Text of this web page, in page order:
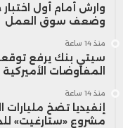
وارش أمام أول
وضعف سوق العمل
منذ 14 ساعة
سيتي بنك يرفع
المفاوضات الأميركية
منذ 14 ساعة
إنفيديا تضخ
مشروع «ستارغيت»